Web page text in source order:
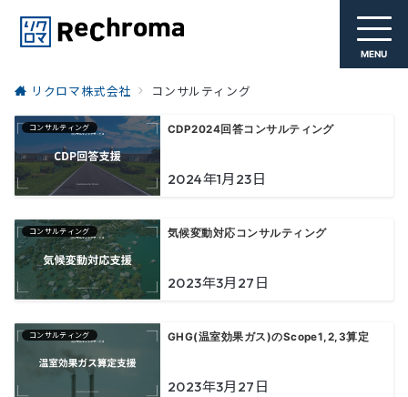
MENU
リクロマ株式会社 コンサルティング
コンサルティング CDP2024回答コンサルティング
2024年1月23日
コンサルティング 気候変動対応コンサルティング
2023年3月27日
コンサルティング GHG(温室効果ガス)のScope1,2,3算定
2023年3月27日